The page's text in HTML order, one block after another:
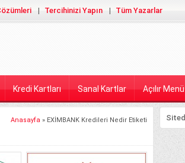
Tercihinizi Yapın Tüm Yazarlar
Kredi Kartları Sanal Kartlar Açılır Menü
Anasayfa » EXİMBANK Kredileri Nedir Etiketi